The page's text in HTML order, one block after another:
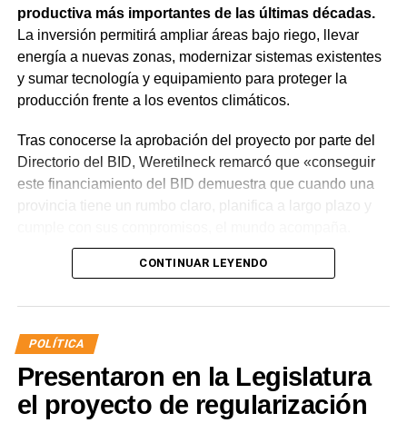
productiva más importantes de las últimas décadas.
La inversión permitirá ampliar áreas bajo riego, llevar
energía a nuevas zonas, modernizar sistemas existentes
y sumar tecnología y equipamiento para proteger la
producción frente a los eventos climáticos.
Tras conocerse la aprobación del proyecto por parte del
Directorio del BID, Weretilneck remarcó que «conseguir
este financiamiento del BID demuestra que cuando una
provincia tiene un rumbo claro, planifica a largo plazo y
Estos fondos llegan porque Río Negro tiene un proyecto
de desarrollo serio, con obras concretas y una visión de
El monto total del Programa es de US$ 85 millones.
De ese total, US$ 80 millones serán financiados con
recursos del Banco Interamericano de Desarrollo y
US$ 5 millones con recursos propios de la provincia
de Río Negro.
CONTINUAR LEYENDO
POLÍTICA
Presentaron en la Legislatura
el proyecto de regularización